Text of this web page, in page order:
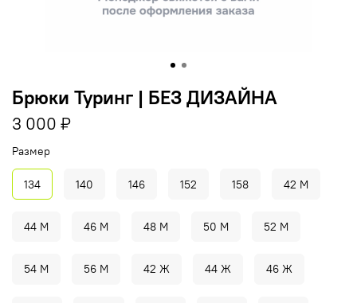
Брюки Туринг | БЕЗ ДИЗАЙНА
3 000 ₽
Размер
134 140 146 152 158 42 М
44 М 46 М 48 М 50 М 52 М
54 М 56 М 42 Ж 44 Ж 46 Ж